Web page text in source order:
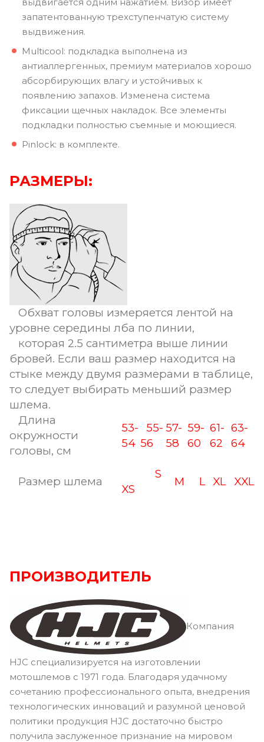
запатентованную трехступенчатую систему
выдвижения.
Multicool: подкладка выполнена из
антиаллергенных, премиум материалов хорошо
абсорбирующих влагу и устойчивых к
появлению запахов. Изменена система
фиксации щечных накладок. Все элементы
подкладки полностью съемные и моющиеся.
Pinlock: в комплекте.
РАЗМЕРЫ:
Обхват головы измеряется лентой на
уровне середины лба по линии,
которая 2.5 сантиметра выше линии
бровей. Если ваш размер находится на
стыке между двумя размерами в таблице,
то следует выбирать меньший размер
шлема.
Длина
окружности
головы, см
53-
54
55-
56
57-
58
59-
60
61-
62
63-
64
Размер шлема
XS
S
M L XL XXL
ПРОИЗВОДИТЕЛЬ
Компания
HJC специализируется на изготовлении
мотошлемов с 1971 года. Благодаря удачному
сочетанию профессионального опыта, внедрения
технологических инноваций и разумной ценовой
политики продукция HJC достаточно быстро
получила заслуженное признание на мировом